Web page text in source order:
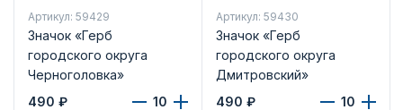
Артикул: 59429
Значок «Герб
городского округа
Черноголовка»
490 ₽
Артикул: 59430
Значок «Герб
городского округа
Дмитровский»
490 ₽